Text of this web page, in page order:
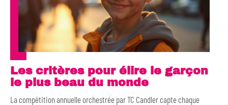
Les critères pour élire le garçon
le plus beau du monde
La compétition annuelle orchestrée par TC Candler capte chaque